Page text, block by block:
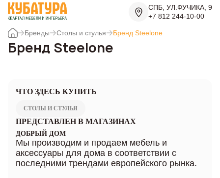
СПБ, УЛ.ФУЧИКА, 9
+7 812 244-10-00
Бренды Столы и стулья Бренд Steelone
Бренд Steelone
ЧТО ЗДЕСЬ КУПИТЬ
СТОЛЫ И СТУЛЬЯ
ПРЕДСТАВЛЕН В МАГАЗИНАХ
ДОБРЫЙ ДОМ
Мы производим и продаем мебель и
аксессуары для дома в соответствии с
последними трендами европейского рынка.